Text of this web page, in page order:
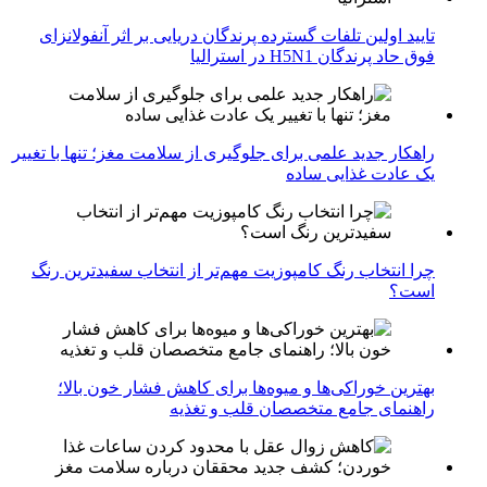
تایید اولین تلفات گسترده پرندگان دریایی بر اثر آنفولانزای
فوق حاد پرندگان H5N1 در استرالیا
راهکار جدید علمی برای جلوگیری از سلامت مغز؛ تنها با تغییر
یک عادت غذایی ساده
چرا انتخاب رنگ کامپوزیت مهم‌تر از انتخاب سفیدترین رنگ
است؟
بهترین خوراکی‌ها و میوه‌ها برای کاهش فشار خون بالا؛
راهنمای جامع متخصصان قلب و تغذیه